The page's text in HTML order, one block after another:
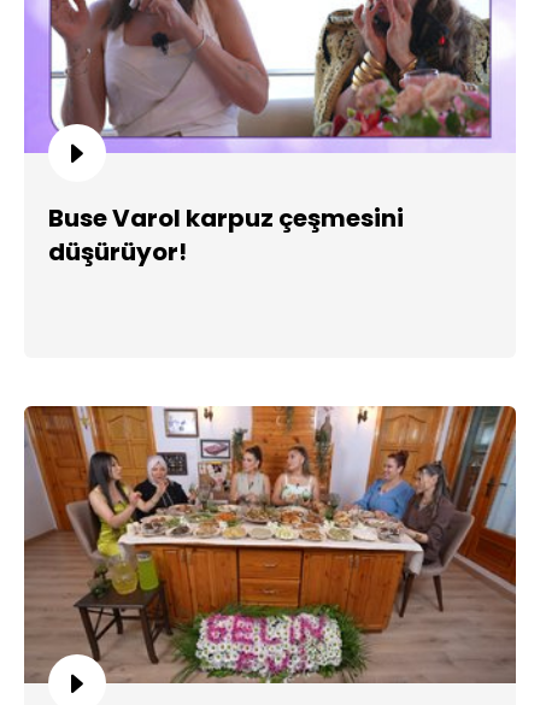
Buse Varol karpuz çeşmesini
düşürüyor!